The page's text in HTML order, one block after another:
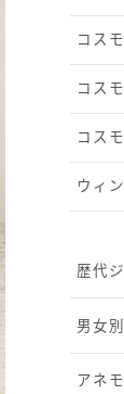
コス
コス
コス
ウィ
歴代
男女
アネ